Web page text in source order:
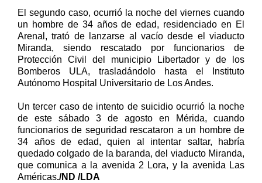
El segundo caso, ocurrió la noche del viernes cuando
un hombre de 34 años de edad, residenciado en El
Arenal, trató de lanzarse al vacío desde el viaducto
Miranda, siendo rescatado por funcionarios de
Protección Civil del municipio Libertador y de los
Bomberos ULA, trasladándolo hasta el Instituto
Autónomo Hospital Universitario de Los Andes.
Un tercer caso de intento de suicidio ocurrió la noche
de este sábado 3 de agosto en Mérida, cuando
funcionarios de seguridad rescataron a un hombre de
34 años de edad, quien al intentar saltar, habría
quedado colgado de la baranda, del viaducto Miranda,
que comunica a la avenida 2 Lora, y la avenida Las
Américas./ND /LDA